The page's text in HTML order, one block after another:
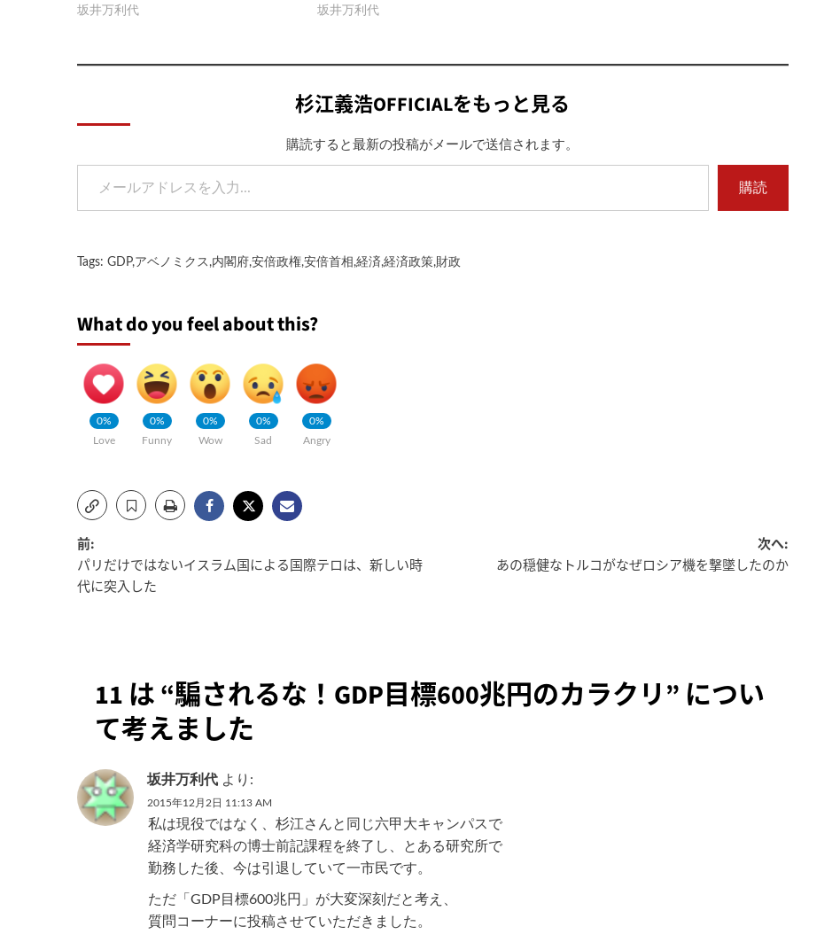
坂井万利代
坂井万利代
杉江義浩OFFICIALをもっと見る
購読すると最新の投稿がメールで送信されます。
メールアドレスを入力...
購読
Tags: GDP,アベノミクス ,内閣府,安倍政権,安倍首相 ,経済,経済政策,財政
What do you feel about this?
0%
Love
0%
Funny
0%
Wow
0%
Sad
0%
Angry
投
稿
ゲ
ー
ョ
ン
前:
パリだけではないイスラム国による国際テロは、新しい時
代に突入した
次へ:
あの穏健なトルコがなぜロシア機を撃墜したのか
11 は “騙されるな！GDP目標600兆円のカラクリ” につい
て考えました
坂井万利代 より:
2015年12月2日 11:13 AM
私は現役ではなく、杉江さんと同じ六甲大キャンパスで
経済学研究科の博士前記課程を終了し、とある研究所で
勤務した後、今は引退していて一市民です。
ただ「GDP目標600兆円」が大変深刻だと考え、
質問コーナーに投稿させていただきました。